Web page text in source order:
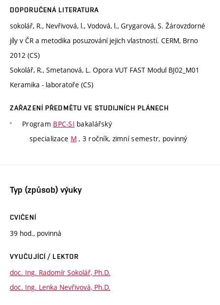
DOPORUČENÁ LITERATURA
sokolář, R., Nevřivová, l., Vodová, l., Grygarová, S. Žárovzdorné
jíly v ČR a metodika posuzování jejich vlastností. CERM, Brno
2012 (CS)
Sokolář, R., Smetanová, L. Opora VUT FAST Modul BJ02_M01
Keramika - laboratoře (CS)
ZAŘAZENÍ PŘEDMĚTU VE STUDIJNÍCH PLÁNECH
Program BPC-SI bakalářský
specializace M , 3 ročník, zimní semestr, povinný
Typ (způsob) výuky
CVIČENÍ
39 hod., povinná
VYUČUJÍCÍ / LEKTOR
doc. Ing. Radomír Sokolář, Ph.D.
doc. Ing. Lenka Nevřivová, Ph.D.